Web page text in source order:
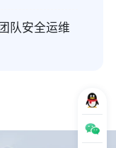
队安全运维